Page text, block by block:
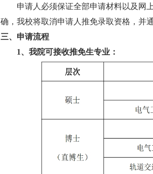
申请人必须保证全部申请材料以及网
确，我校将取消申请人推免录取资格，并
三、申请流程
1、我院可接收推免生专业：